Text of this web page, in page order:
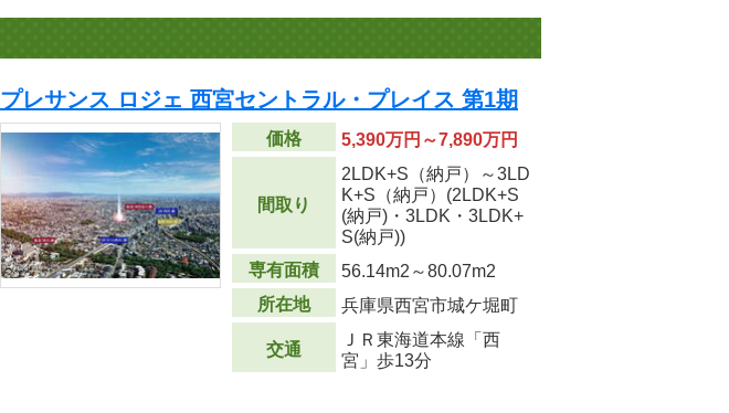
プレサンス ロジェ 西宮セントラル・プレイス 第1期
価格 5,390万円～7,890万円
間取り
2LDK+S（納戸）～3LD
K+S（納戸）(2LDK+S
(納戸)・3LDK・3LDK+
S(納戸))
専有面積
56.14m2 ～80.07m2
所在地
兵庫県西宮市城ケ堀町
交通
ＪＲ東海道本線「西
宮」歩13分